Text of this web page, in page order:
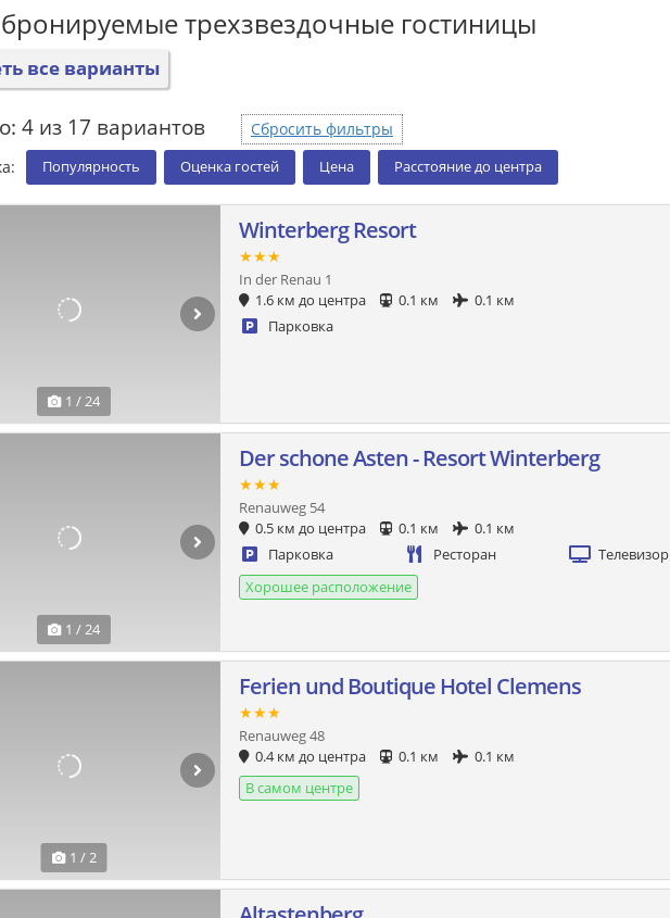
трехзвездочные гостиницы
все варианты
4 из 17 вариантов
Сбросить фильтры
Популярность Оценка гостей Цена Расстояние до центра
1 / 24
Winterberg Resort
★★★
In der Renau 1
1.6 км до центра
0.1 км
0.1 км
Парковка
1 / 24
Der schone Asten - Resort Winterberg
★★★
Renauweg 54
0.5 км до центра
0.1 км
0.1 км
Парковка
Ресторан
Телевизор
Хорошее расположение
1 / 2
Ferien und Boutique Hotel Clemens
★★★
Renauweg 48
0.4 км до центра
0.1 км
0.1 км
В самом центре